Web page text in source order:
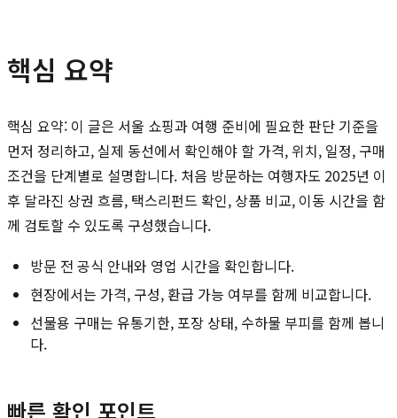
핵심 요약
핵심 요약: 이 글은 서울 쇼핑과 여행 준비에 필요한 판단 기준을
먼저 정리하고, 실제 동선에서 확인해야 할 가격, 위치, 일정, 구매
조건을 단계별로 설명합니다. 처음 방문하는 여행자도 2025년 이
후 달라진 상권 흐름, 택스리펀드 확인, 상품 비교, 이동 시간을 함
께 검토할 수 있도록 구성했습니다.
방문 전 공식 안내와 영업 시간을 확인합니다.
현장에서는 가격, 구성, 환급 가능 여부를 함께 비교합니다.
선물용 구매는 유통기한, 포장 상태, 수하물 부피를 함께 봅니
다.
빠른 확인 포인트